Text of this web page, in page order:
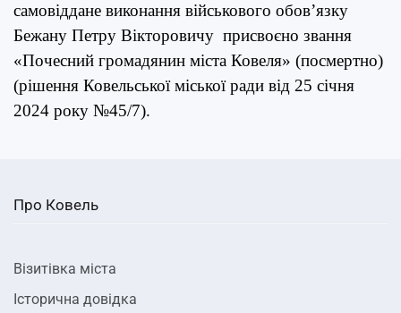
самовіддане виконання військового обов’язку
Бежану Петру Вікторовичу присвоєно звання
«Почесний громадянин міста Ковеля» (посмертно)
(рішення Ковельської міської ради від 25 січня
2024 року №45/7).
Про Ковель
Візитівка міста
Історична довідка